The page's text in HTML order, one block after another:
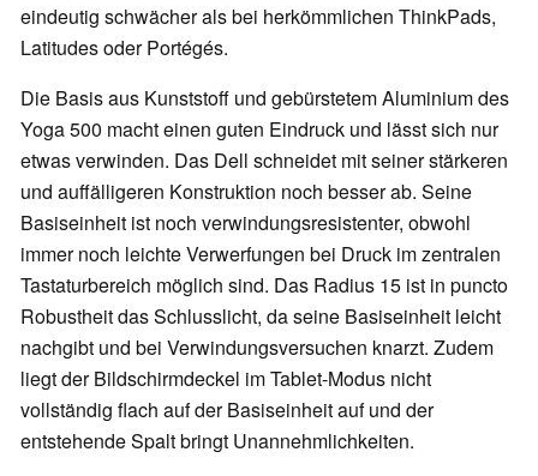
eindeutig schwächer als bei herkömmlichen ThinkPads,
Latitudes oder Portégés.
Die Basis aus Kunststoff und gebürstetem Aluminium des
Yoga 500 macht einen guten Eindruck und lässt sich nur
etwas verwinden. Das Dell schneidet mit seiner stärkeren
und auffälligeren Konstruktion noch besser ab. Seine
Basiseinheit ist noch verwindungsresistenter, obwohl
immer noch leichte Verwerfungen bei Druck im zentralen
Tastaturbereich möglich sind. Das Radius 15 ist in puncto
Robustheit das Schlusslicht, da seine Basiseinheit leicht
nachgibt und bei Verwindungsversuchen knarzt. Zudem
liegt der Bildschirmdeckel im Tablet-Modus nicht
vollständig flach auf der Basiseinheit auf und der
entstehende Spalt bringt Unannehmlichkeiten.